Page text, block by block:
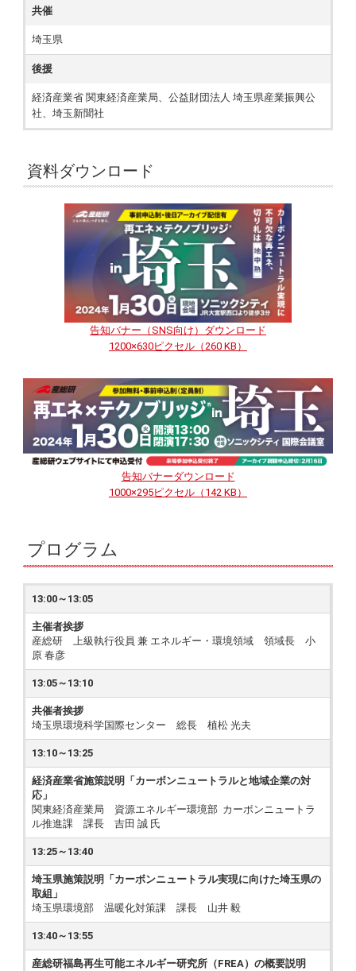
共催
埼玉県
後援
経済産業省 関東経済産業局、公益財団法人 埼玉県産業振興公
社、埼玉新聞社
資料ダウンロード
告知バナー（SNS向け）ダウンロード
1200×630ピクセル（260 KB）
告知バナーダウンロード
1000×295ピクセル（142 KB）
プログラム
13:00～13:05
主催者挨拶
産総研 上級執行役員 兼 エネルギー・環境領域 領域長 小
原 春彦
13:05～13:10
共催者挨拶
埼玉県環境科学国際センター 総長 植松 光夫
13:10～13:25
経済産業省施策説明「カーボンニュートラルと地域企業の対
応」
関東経済産業局 資源エネルギー環境部 カーボンニュートラ
ル推進課 課長 吉田 誠 氏
13:25～13:40
埼玉県施策説明「カーボンニュートラル実現に向けた埼玉県の
取組」
埼玉県環境部 温暖化対策課 課長 山井 毅
13:40～13:55
産総研福島再生可能エネルギー研究所（FREA）の概要説明